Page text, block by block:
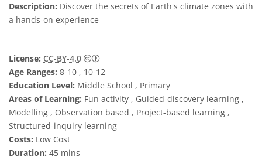
Description: Discover the secrets of Earth's climate zones with
a hands-on experience
License: CC-BY-4.0
Creative Commons Reconocimiento 4.0
Age Ranges: 8-10 , 10-12
Education Level: Middle School , Primary
Areas of Learning: Fun activity , Guided-discovery learning ,
Modelling , Observation based , Project-based learning ,
Structured-inquiry learning
Costs: Low Cost
Duration: 45 mins